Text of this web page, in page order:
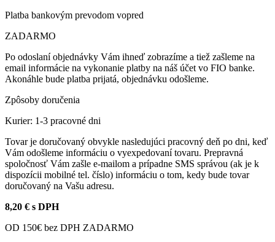
Platba bankovým prevodom vopred
ZADARMO
Po odoslaní objednávky Vám ihneď zobrazíme a tiež zašleme na
email informácie na vykonanie platby na náš účet vo FIO banke.
Akonáhle bude platba prijatá, objednávku odošleme.
Zpôsoby doručenia
Kurier: 1-3 pracovné dni
Tovar je doručovaný obvykle nasledujúci pracovný deň po dni, keď
Vám odošleme informáciu o vyexpedovaní tovaru. Prepravná
spoločnosť Vám zašle e-mailom a prípadne SMS správou (ak je k
dispozícii mobilné tel. číslo) informáciu o tom, kedy bude tovar
doručovaný na Vašu adresu.
8,20 € s DPH
OD 150€ bez DPH ZADARMO